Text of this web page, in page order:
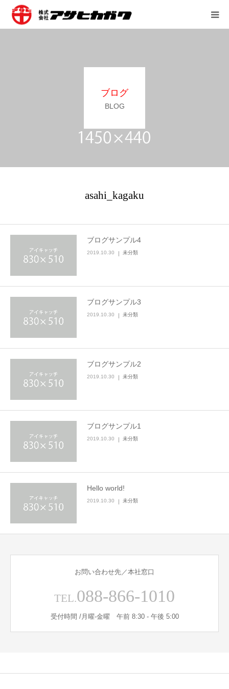
ブログ
BLOG
asahi_kagaku
ブログサンプル4
2019.10.30 未分類
ブログサンプル3
2019.10.30 未分類
ブログサンプル2
2019.10.30 未分類
ブログサンプル1
2019.10.30 未分類
Hello world!
2019.10.30 未分類
お問い合わせ先／本社窓口
TEL.088-866-1010
受付時間 /月曜-金曜 午前 8:30 - 午後 5:00